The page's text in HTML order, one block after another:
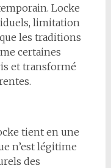
Locke
limitation
les traditions
certaines
et transformé
tient en une
n’est légitime
des